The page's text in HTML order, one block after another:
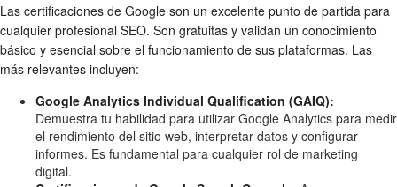
Las certificaciones de Google son un excelente punto de partida para
cualquier profesional SEO. Son gratuitas y validan un conocimiento
básico y esencial sobre el funcionamiento de sus plataformas. Las
más relevantes incluyen:
Google Analytics Individual Qualification (GAIQ):
Demuestra tu habilidad para utilizar Google Analytics para medir
el rendimiento del sitio web, interpretar datos y configurar
informes. Es fundamental para cualquier rol de marketing
digital.